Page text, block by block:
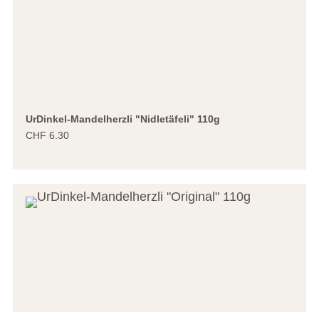
UrDinkel-Mandelherzli "Nidletäfeli" 110g
CHF 6.30